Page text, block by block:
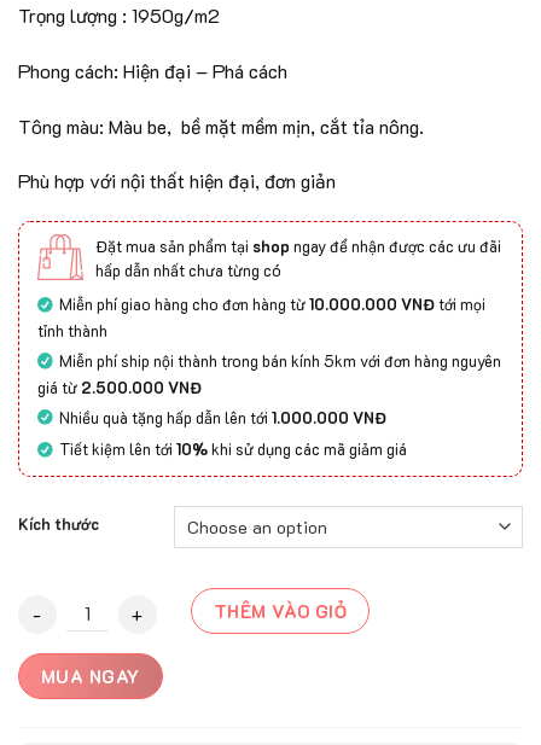
Trọng lượng : 1950g/m2
Phong cách: Hiện đại – Phá cách
Tông màu: Màu be, bề mặt mềm mịn, cắt tỉa nông.
Phù hợp với nội thất hiện đại, đơn giản
Đặt mua sản phẩm tại shop ngay để nhận được các ưu đãi
hấp dẫn nhất chưa từng có
Miễn phí giao hàng cho đơn hàng từ10.000.000 VNĐtới mọi
tỉnh thành
Miễn phí ship nội thành trong bán kính 5km với đơn hàng nguyên
giá từ 2.500.000 VNĐ
Nhiều quà tặng hấp dẫn lên tới1.000.000 VNĐ
Tiết kiệm lên tới10%khi sử dụng các mã giảm giá
Kích thước
Thảm Trải Sàn BRUG - BN22021B quantity
THÊM VÀO GIỎ
MUA NGAY